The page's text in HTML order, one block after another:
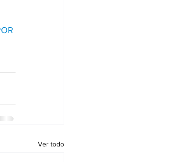
Ver todo